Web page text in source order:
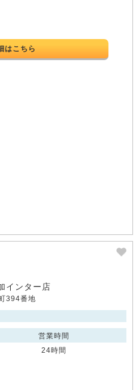
はこちら
インター店
394番地
営業時間
24時間